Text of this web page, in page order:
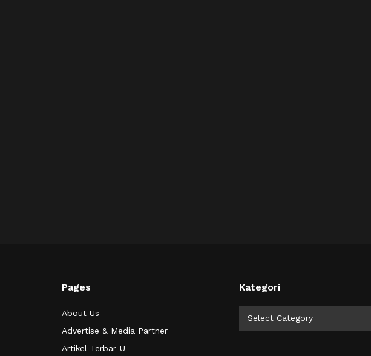
Pages
About Us
Advertise & Media Partner
Artikel Terbar-U
Kategori
Select Category